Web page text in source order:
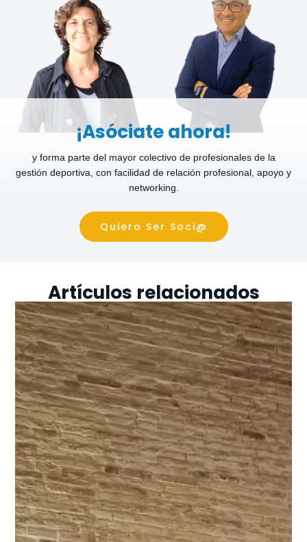
¡Asóciate ahora!
y forma parte del mayor colectivo de profesionales de la
gestión deportiva, con facilidad de relación profesional, apoyo y
networking.
Quiero Ser Soci@
Artículos relacionados